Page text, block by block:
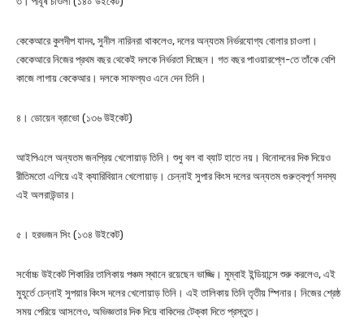
কেকেআরে কুলদীপ যাদব, সুনীল নারিনরা থাকলেও, দলের অন্যতম নির্ভরযোগ্য বোলার চাওলা।
কেকেআরে নিজের প্রথম বছর থেকেই দলকে নির্ভরতা দিচ্ছেন। গত বছর পাওয়ারপ্লে-তে তাঁকে বেশি
কাজে লাগায় কেকেআর। দলকে সাফল্যও এনে দেন তিনি।
৪। ডোয়েন ব্রাভো (১৩৬ উইকেট)
আইপিএলে অন্যতম জনপ্রিয় খেলোয়াড় তিনি। শুধু বল বা ব্যাট হাতে নয়। বিনোদনের দিক দিয়েও
রীতিমতো এগিয়ে এই ক্যারিবিয়ান খেলোয়াড়। চেন্নাই সুপার কিংস দলের অন্যতম গুরুত্বপূর্ণ সদস্য
এই অলরাউন্ডার।
৫। হরভজন সিং (১৩৪ উইকেট)
সর্বোচ্চ উইকেট শিকারির তালিকায় পঞ্চম স্থানে রয়েছেন ভাজ্জি। মুম্বাই ইন্ডিয়ান্সে শুরু করলেও, এই
মুহূর্তে চেন্নাই সুপয়ার কিংস দলের খেলোয়াড় তিনি। এই তালিকায় তিনি তৃতীয় স্পিনার। নিজের শ্রেষ্ঠ
সময় পেরিয়ে আসলেও, অভিজ্ঞতার দিক দিয়ে বাকিদের টেক্কা দিতে প্রস্তুত।